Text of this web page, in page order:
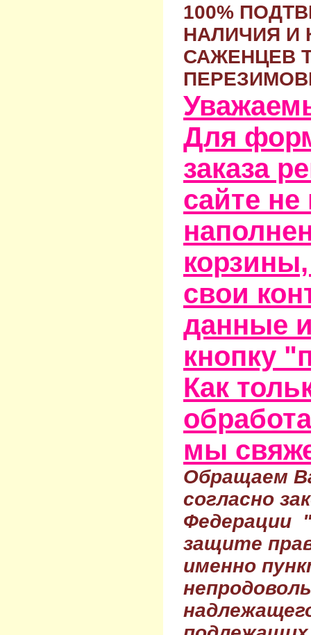
100%
НАЛИЧИЯ И
САЖЕНЦЕВ
Для
заказа
сайте
свои
данные
кнопку
Как
мы
Обращаем
согласно
Федерации
защите
именно